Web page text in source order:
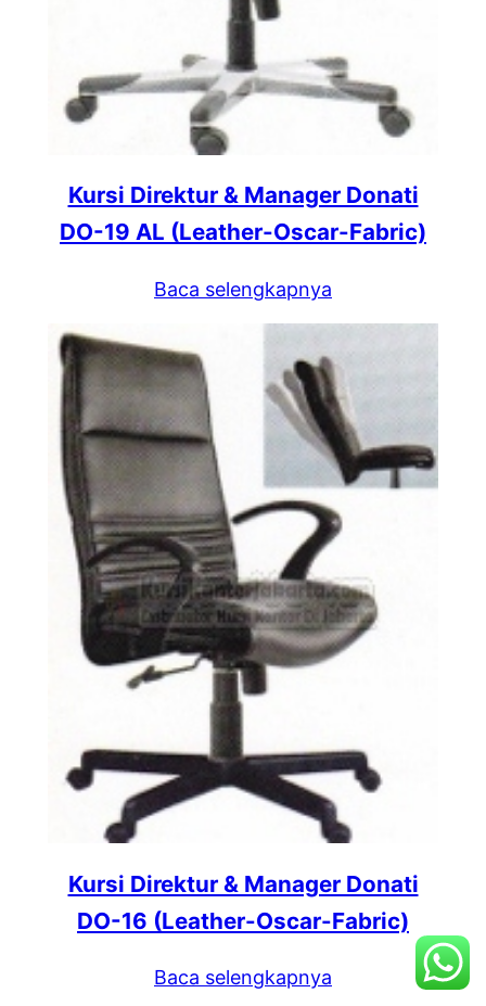
Kursi Direktur & Manager Donati
DO-19 AL (Leather-Oscar-Fabric)
Baca selengkapnya
Kursi Direktur & Manager Donati
DO-16 (Leather-Oscar-Fabric)
Baca selengkapnya